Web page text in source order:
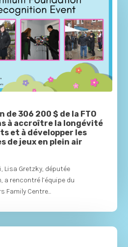
de 306 200 $ de la FTO
à accroître la longévité
et à développer les
de jeux en plein air
Lisa Gretzky, députée
a rencontré l’équipe du
Family Centre...